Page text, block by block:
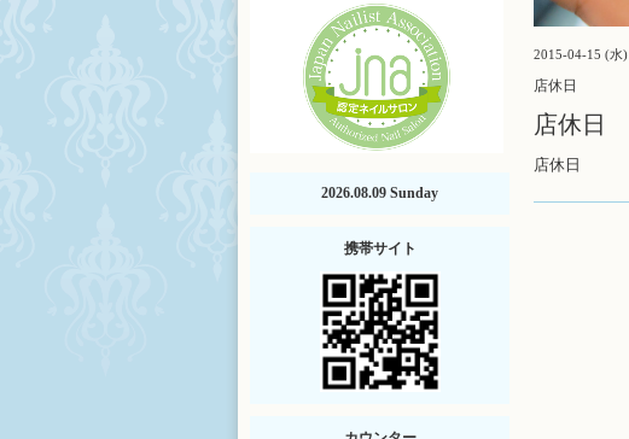
2015-04-15 (水)
店休日
店休日
店休日
2026.08.09 Sunday
携帯サイト